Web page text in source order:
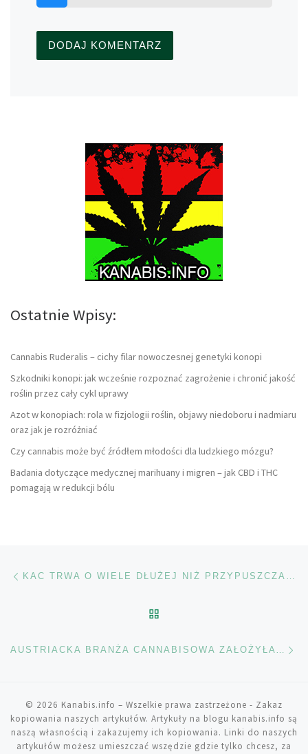
Ostatnie Wpisy:
Cannabis Ruderalis – cichy filar nowoczesnej genetyki konopi
Szkodniki konopi: jak wcześnie rozpoznać zagrożenie i chronić jakość
roślin przez cały cykl uprawy
Azot w konopiach: rola w fizjologii roślin, objawy niedoboru i nadmiaru
oraz jak je rozróżniać
Czy cannabis może być źródłem młodości dla ludzkiego mózgu?
Badania dotyczące medycznej marihuany i migren – jak CBD i THC
pomagają w redukcji bólu
Nawigacja wpisu KAC TRWA O WIELE DŁUŻEJ NIŻ PRZYPUSZCZANO
AUSTRIACKA BRANŻA CANNABISOWA ZAŁOŻYŁA STOWARZYSZENIE
© 2026 Kanabis.info – Wszelkie prawa zastrzeżone - Zakaz
kopiowania naszych artykułów. Artykuły na blogu kanabis.info są
naszą własnością i zakazujemy ich kopiowania. Linki do naszych
artykułów możesz umieszczać wszędzie gdzie tylko chcesz, za